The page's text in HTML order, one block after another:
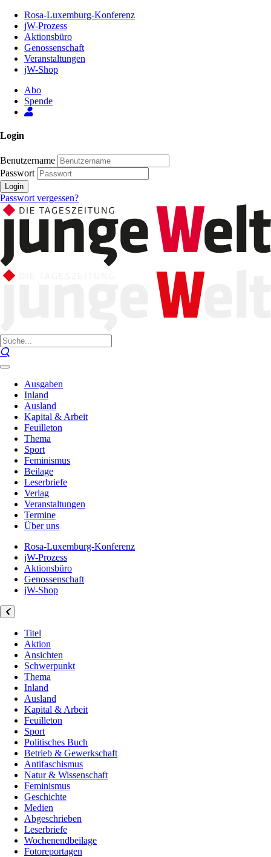
Inhalt
Seite
Rosa-Luxemburg-Konferenz
jW-Prozess
Aktionsbüro
Genossenschaft
Veranstaltungen
jW-Shop
Abo
Spende
Login
Benutzername
Passwort
Login
Passwort vergessen?
Ausgaben
Inland
Ausland
Kapital & Arbeit
Feuilleton
Thema
Sport
Feminismus
Beilage
Leserbriefe
Verlag
Veranstaltungen
Termine
Über uns
Rosa-Luxemburg-Konferenz
jW-Prozess
Aktionsbüro
Genossenschaft
jW-Shop
Titel
Aktion
Ansichten
Schwerpunkt
Thema
Inland
Ausland
Kapital & Arbeit
Feuilleton
Sport
Politisches Buch
Betrieb & Gewerkschaft
Antifaschismus
Natur & Wissenschaft
Feminismus
Geschichte
Medien
Abgeschrieben
Leserbriefe
Wochenendbeilage
Fotoreportagen